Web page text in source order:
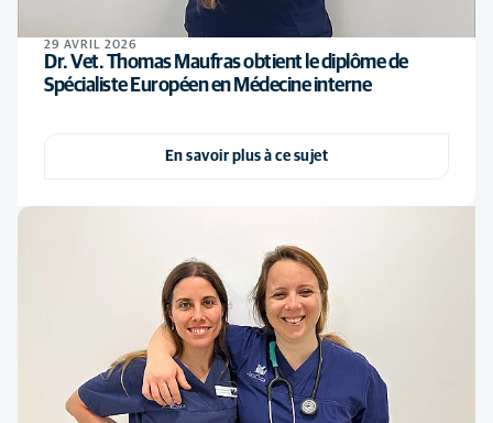
29 AVRIL 2026
Dr. Vet. Thomas Maufras obtient le diplôme de
Spécialiste Européen en Médecine interne
En savoir plus à ce sujet